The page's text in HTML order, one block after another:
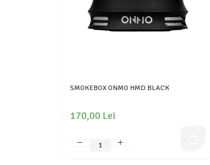
SMOKEBOX ONMO HMD BLACK
170,00 Lei